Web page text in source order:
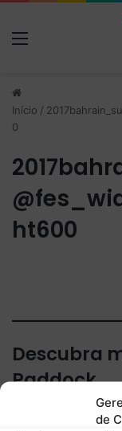
de
Início /
0
ht600
Descubra
Paddock
Assine para